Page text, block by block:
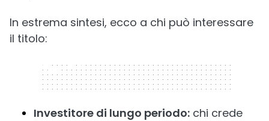
In estrema sintesi, ecco a chi può interessare
il titolo:
320 x 50
Investitore di lungo periodo: chi crede